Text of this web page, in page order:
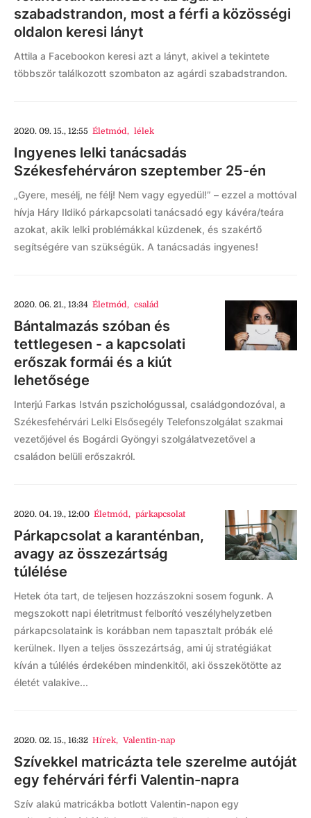
szabadstrandon, most a férfi a közösségi
oldalon keresi lányt
Attila a Facebookon keresi azt a lányt, akivel a tekintete
többször találkozott szombaton az agárdi szabadstrandon.
2020. 09. 15., 12:55 Életmód, lélek
Ingyenes lelki tanácsadás
Székesfehérváron szeptember 25-én
„Gyere, mesélj, ne félj! Nem vagy egyedül!” – ezzel a mottóval
hívja Háry Ildikó párkapcsolati tanácsadó egy kávéra/teára
azokat, akik lelki problémákkal küzdenek, és szakértő
segítségére van szükségük. A tanácsadás ingyenes!
2020. 06. 21., 13:34 Életmód, család
Bántalmazás szóban és
tettlegesen - a kapcsolati
erőszak formái és a kiút
lehetősége
Interjú Farkas István pszichológussal, családgondozóval, a
Székesfehérvári Lelki Elsősegély Telefonszolgálat szakmai
vezetőjével és Bogárdi Gyöngyi szolgálatvezetővel a
családon belüli erőszakról.
2020. 04. 19., 12:00 Életmód, párkapcsolat
Párkapcsolat a karanténban,
avagy az összezártság
túlélése
Hetek óta tart, de teljesen hozzászokni sosem fogunk. A
megszokott napi életritmust felborító veszélyhelyzetben
párkapcsolataink is korábban nem tapasztalt próbák elé
kerülnek. Ilyen a teljes összezártság, ami új stratégiákat
kíván a túlélés érdekében mindenkitől, aki összekötötte az
életét valakive...
2020. 02. 15., 16:32 Hírek, Valentin-nap
Szívekkel matricázta tele szerelme autóját
egy fehérvári férfi Valentin-napra
Szív alakú matricákba botlott Valentin-napon egy